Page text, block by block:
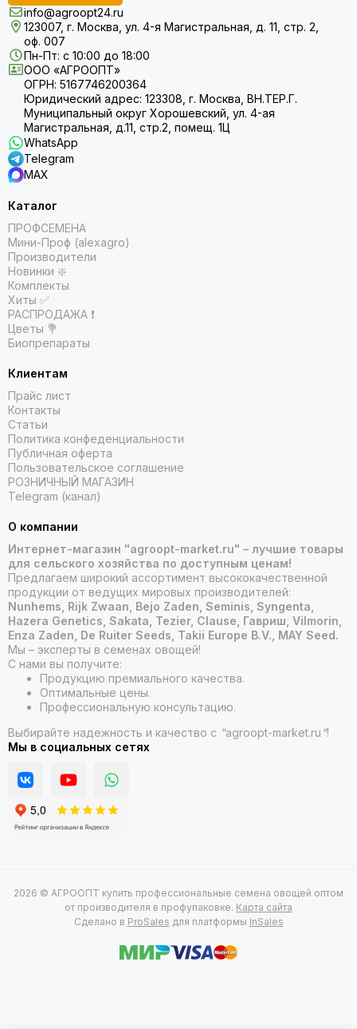
info@agroopt24.ru
123007, г. Москва, ул. 4-я Магистральная, д. 11, стр. 2,
оф. 007
Пн-Пт: с 10:00 до 18:00
ООО «АГРООПТ»
ОГРН: 5167746200364
Юридический адрес: 123308, г. Москва, ВН.ТЕР.Г.
Муниципальный округ Хорошевский, ул. 4-ая
Магистральная, д.11, стр.2, помещ. 1Ц
WhatsApp
Telegram
MAX
Каталог
ПРОФСЕМЕНА
Мини-Проф (alexagro)
Производители
Новинки ❇️
Комплекты
Хиты ✅
РАСПРОДАЖА ❗️
Цветы 💐
Биопрепараты
Клиентам
Прайс лист
Контакты
Статьи
Политика конфеденциальности
Публичная оферта
Пользовательское соглашение
РОЗНИЧНЫЙ МАГАЗИН
Telegram (канал)
О компании
Интернет-магазин "agroopt-market.ru" – лучшие товары
для сельского хозяйства по доступным ценам!
Предлагаем широкий ассортимент высококачественной
продукции от ведущих мировых производителей:
Nunhems, Rijk Zwaan, Bejo Zaden, Seminis, Syngenta,
Hazera Genetics, Sakata, Tezier, Clause, Гавриш, Vilmorin,
Enza Zaden, De Ruiter Seeds, Takii Europe B.V., MAY Seed.
Мы – эксперты в семенах овощей!
С нами вы получите:
Продукцию премиального качества.
Оптимальные цены.
Профессиональную консультацию.
Выбирайте надежность и качество с "agroopt-market.ru "!
Мы в социальных сетях
2026 © АГРООПТ купить профессиональные семена овощей оптом
от производителя в профупаковке. Карта сайта
Сделано в ProSales для платформы InSales